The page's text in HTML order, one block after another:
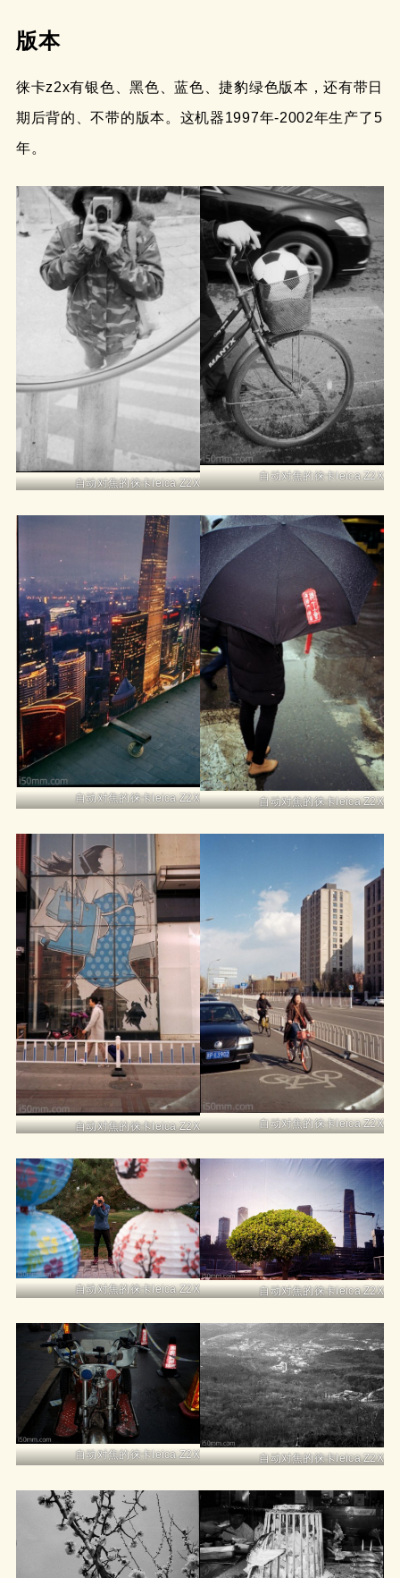
版本
徕卡z2x有银色、黑色、蓝色、捷豹绿色版本，还有带日
期后背的、不带的版本。这机器1997年-2002年生产了5
年。
自动对焦的徕卡leica Z2X
自动对焦的徕卡leica Z2X
自动对焦的徕卡leica Z2X 自动对焦的徕卡leica Z2X
自动对焦的徕卡leica Z2X 自动对焦的徕卡leica Z2X
自动对焦的徕卡leica Z2X 自动对焦的徕卡leica Z2X
自动对焦的徕卡leica Z2X 自动对焦的徕卡leica Z2X